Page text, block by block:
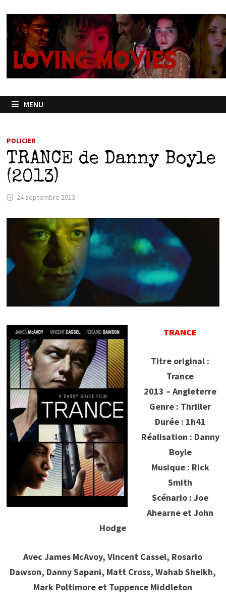
contenu
MENU
POLICIER
TRANCE de Danny Boyle
(2013)
24 septembre 2013
TRANCE
Titre original :
Trance
2013 – Angleterre
Genre : Thriller
Durée : 1h41
Réalisation : Danny
Boyle
Musique : Rick
Smith
Scénario : Joe
Ahearne et John
Hodge
Avec James McAvoy, Vincent Cassel, Rosario
Dawson, Danny Sapani, Matt Cross, Wahab Sheikh,
Mark Poltimore et Tuppence Middleton